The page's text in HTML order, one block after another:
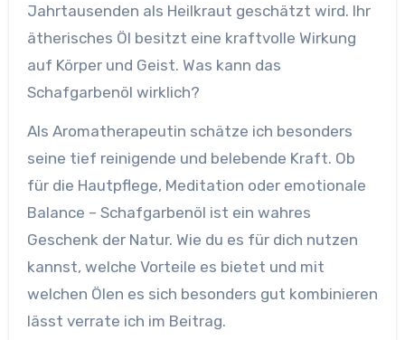
Jahrtausenden als Heilkraut geschätzt wird. Ihr
ätherisches Öl besitzt eine kraftvolle Wirkung
auf Körper und Geist. Was kann das
Schafgarbenöl wirklich?
Als Aromatherapeutin schätze ich besonders
seine tief reinigende und belebende Kraft. Ob
für die Hautpflege, Meditation oder emotionale
Balance – Schafgarbenöl ist ein wahres
Geschenk der Natur. Wie du es für dich nutzen
kannst, welche Vorteile es bietet und mit
welchen Ölen es sich besonders gut kombinieren
lässt verrate ich im Beitrag.